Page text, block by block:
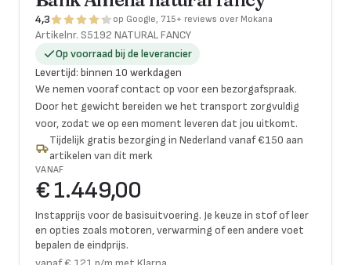
4,3 op Google, 715+ reviews over Mokana
Artikelnr. S5192 NATURAL FANCY
Op voorraad bij de leverancier
Levertijd: binnen 10 werkdagen
We nemen vooraf contact op voor een bezorgafspraak.
Door het gewicht bereiden we het transport zorgvuldig
voor, zodat we op een moment leveren dat jou uitkomt.
Tijdelijk gratis bezorging in Nederland vanaf €150 aan
artikelen van dit merk
VANAF
€ 1.449,00
Instapprijs voor de basisuitvoering. Je keuze in stof of leer
en opties zoals motoren, verwarming of een andere voet
bepalen de eindprijs.